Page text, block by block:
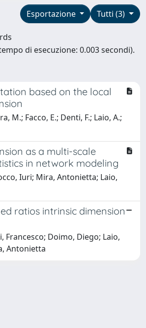
Tutti (3)
Esportazione
di esecuzione: 0.003 secondi).
based on the local
M.; Facco, E.; Denti, F.; Laio, A.;
as a multi-scale
in network modeling
Iuri; Mira, Antonietta; Laio,
ratios intrinsic dimension
Francesco; Doimo, Diego; Laio,
Antonietta